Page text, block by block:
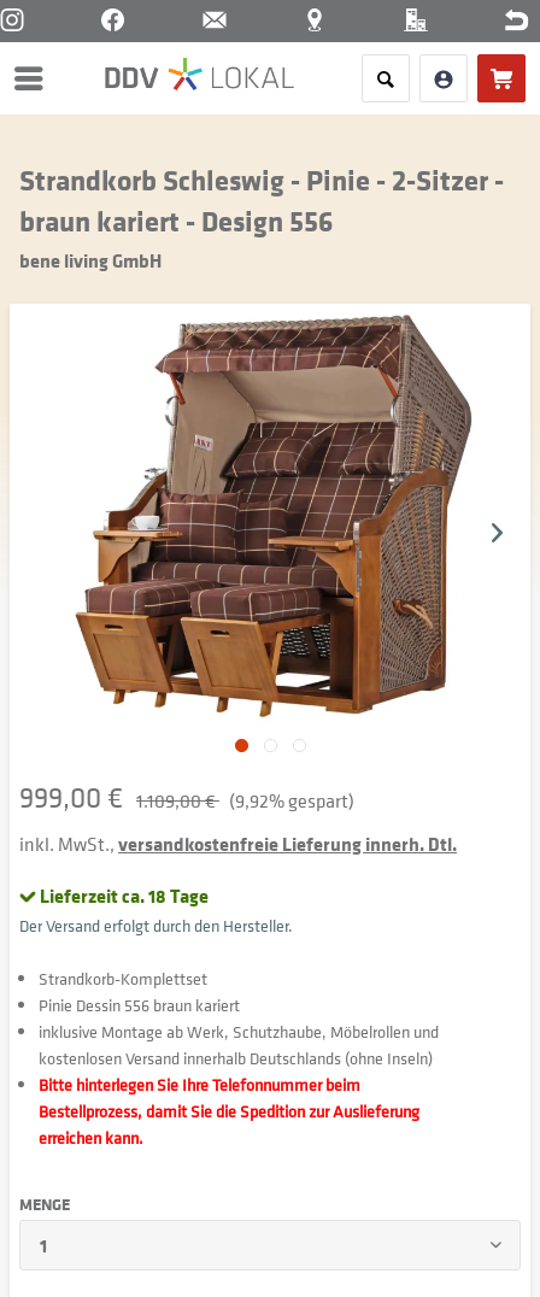
Menü
Strandkorb Schleswig - Pinie - 2-Sitzer -
braun kariert - Design 556
bene living GmbH
999,00 € 1.109,00 € (9,92% gespart)
inkl. MwSt.,versandkostenfreie Lieferung innerh. Dtl.
Lieferzeit ca. 18 Tage
Der Versand erfolgt durch den Hersteller.
Strandkorb-Komplettset
Pinie Dessin 556 braun kariert
inklusive Montage ab Werk, Schutzhaube, Möbelrollen und
kostenlosen Versand innerhalb Deutschlands (ohne Inseln)
Bitte hinterlegen Sie Ihre Telefonnummer beim
Bestellprozess, damit Sie die Spedition zur Auslieferung
erreichen kann.
MENGE